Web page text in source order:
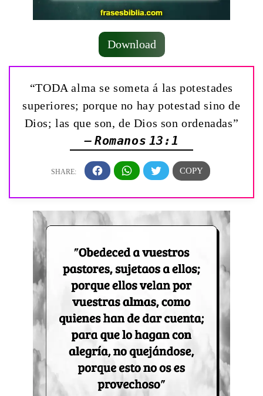
Download
“TODA alma se someta á las potestades
superiores; porque no hay potestad sino de
Dios; las que son, de Dios son ordenadas”
— Romanos 13:1